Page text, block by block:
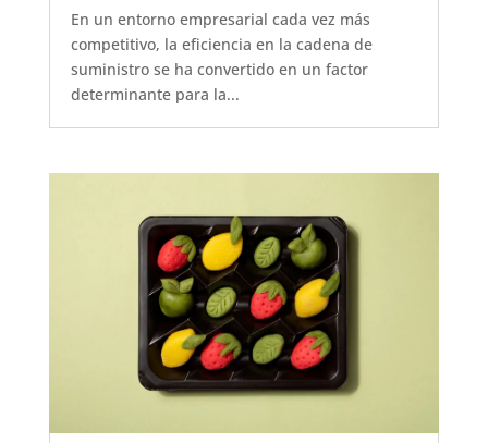
En un entorno empresarial cada vez más
competitivo, la eficiencia en la cadena de
suministro se ha convertido en un factor
determinante para la...